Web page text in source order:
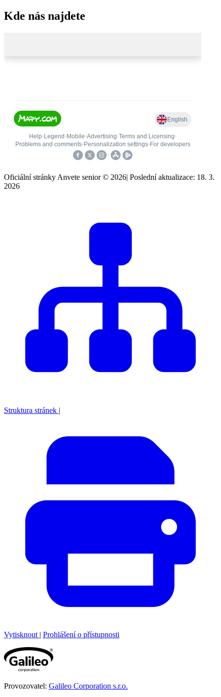
Kde nás najdete
Oficiální stránky Anvete senior © 2026| Poslední aktualizace: 18. 3.
2026
Struktura stránek |
Vytisknout | Prohlášení o přístupnosti
Provozovatel: Galileo Corporation s.r.o.